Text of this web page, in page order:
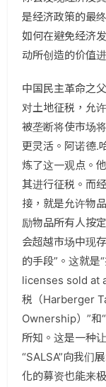
是经济政策的最
如何在避免经济
动所创造的价值
中国民主革命之
对土地征税，允
被垄断将使市场
更灵活。阿诺德.
炼了这一观点。
其进行征税。而
接，就是允许物
励物品所有人按
会超越市场中现
的手段”。这就
licenses sold at
税（Harberger
Ownership）”和
所知。这是一种
“SALSA”向我们
化的募资也能来